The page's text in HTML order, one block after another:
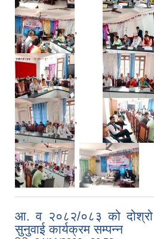
,
,
,
,
आ. व २०८२/०८३ को दोश्रो
सुनुवाई कार्यक्रम सम्पन्न